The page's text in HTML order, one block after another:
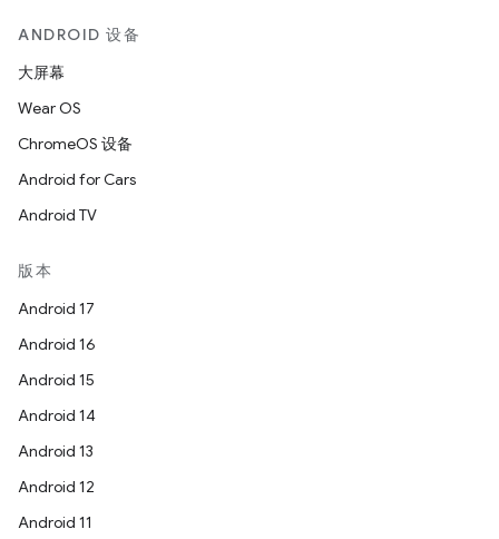
ANDROID 设备
大屏幕
Wear OS
ChromeOS 设备
Android for Cars
Android TV
版本
Android 17
Android 16
Android 15
Android 14
Android 13
Android 12
Android 11